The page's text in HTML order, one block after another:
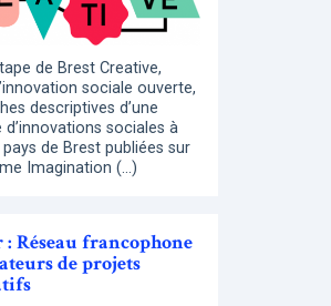
de Brest Creative,
sociale ouverte,
descriptives d’une
d’innovations sociales à
de Brest publiées sur
Imagination (…)
Réseau francophone
de projets